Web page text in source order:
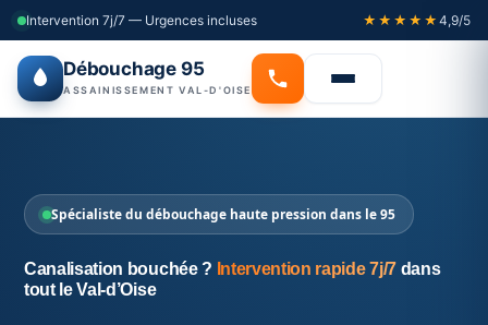
Intervention 7j/7 — Urgences incluses ★★★★★ 4,9/5
Débouchage 95
ASSAINISSEMENT VAL-D'OISE
Spécialiste du débouchage haute pression dans le 95
Canalisation bouchée ? Intervention rapide 7j/7dans
tout le Val-d’Oise